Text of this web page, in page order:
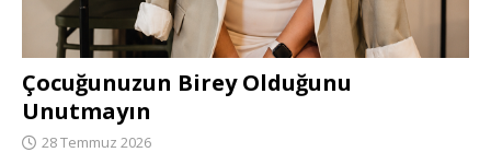
Çocuğunuzun Birey Olduğunu
Unutmayın
28 Temmuz 2026